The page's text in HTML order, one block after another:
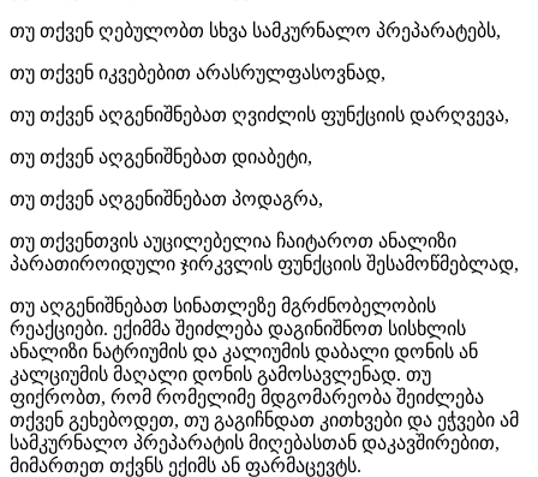
თუ თქვენ ღებულობთ სხვა სამკურნალო პრეპარატებს,
თუ თქვენ იკვებებით არასრულფასოვნად,
თუ თქვენ აღგენიშნებათ ღვიძლის ფუნქციის დარღვევა,
თუ თქვენ აღგენიშნებათ დიაბეტი,
თუ თქვენ აღგენიშნებათ პოდაგრა,
თუ თქვენთვის აუცილებელია ჩაიტაროთ ანალიზი
პარათიროიდული ჯირკვლის ფუნქციის შესამოწმებლად,
თუ აღგენიშნებათ სინათლეზე მგრძნობელობის
რეაქციები. ექიმმა შეიძლება დაგინიშნოთ სისხლის
ანალიზი ნატრიუმის და კალიუმის დაბალი დონის ან
კალციუმის მაღალი დონის გამოსავლენად. თუ
ფიქრობთ, რომ რომელიმე მდგომარეობა შეიძლება
თქვენ გეხებოდეთ, თუ გაგიჩნდათ კითხვები და ეჭვები ამ
სამკურნალო პრეპარატის მიღებასთან დაკავშირებით,
მიმართეთ თქვნს ექიმს ან ფარმაცევტს.